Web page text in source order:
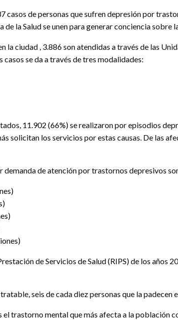
casos de personas que sufren depresión por
la Salud se unen para generar conciencia sobre
la ciudad , 3.886 son atendidas a través de las
casos se da a través de tres modalidades:
11.902 (66%) se realizaron por episodios
solicitan los servicios por estas causas. De las
demanda de atención por trastornos depresivos
de Servicios de Salud (RIPS) de los
seis de cada diez personas que la
el trastorno mental que más afecta a la población